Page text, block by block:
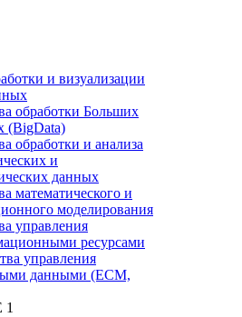
и визуализации
обработки Больших
(BigData)
обработки и анализа
и
данных
математического и
моделирования
управления
ресурсами
управления
данными (ECM,